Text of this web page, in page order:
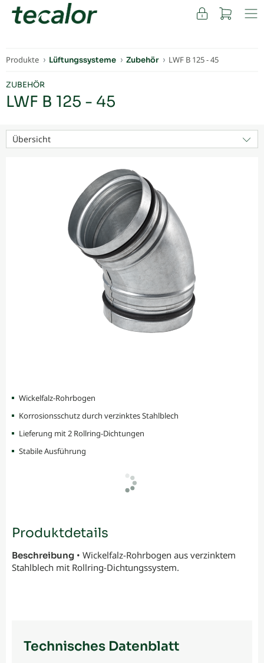
FACHKUNDEN
Produkte Lüftungssysteme Zubehör LWF B 125 - 45
ZUBEHÖR
LWF B 125 - 45
Übersicht
Wickelfalz-Rohrbogen
Korrosionsschutz durch verzinktes Stahlblech
Lieferung mit 2 Rollring-Dichtungen
Stabile Ausführung
Produktdetails
Beschreibung • Wickelfalz-Rohrbogen aus verzinktem
Stahlblech mit Rollring-Dichtungssystem.
Technisches Datenblatt